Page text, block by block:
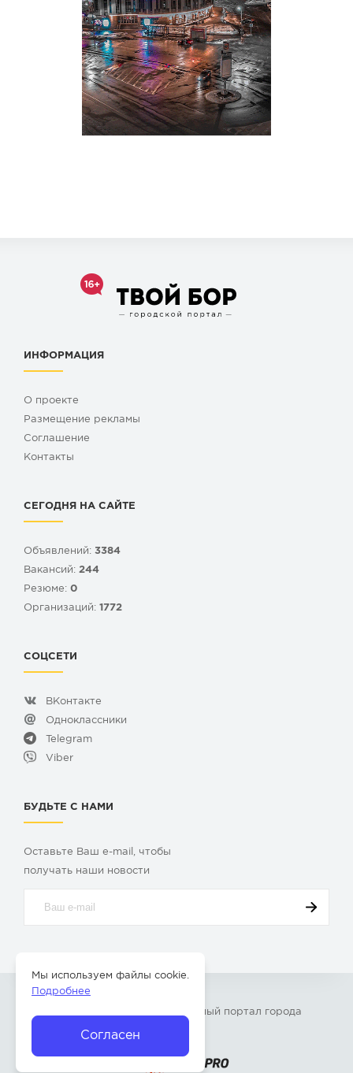
ИНФОРМАЦИЯ
О проекте
Размещение рекламы
Cоглашение
Контакты
СЕГОДНЯ НА САЙТЕ
Объявлений: 3384
Вакансий: 244
Резюме: 0
Организаций: 1772
СОЦСЕТИ
ВКонтакте
Одноклассники
Telegram
Viber
БУДЬТЕ С НАМИ
Оставьте Ваш e-mail, чтобы
получать наши новости
» – Главный портал города
Бор Нижегородской области
Согласен
Мы используем файлы cookie.
Подробнее